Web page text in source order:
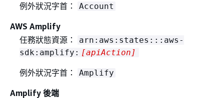
例外狀況字首： Account
AWS Amplify
任務狀態資源：
arn:aws:states:::aws-
sdk:amplify: [apiAction]
例外狀況字首： Amplify
Amplify 後端